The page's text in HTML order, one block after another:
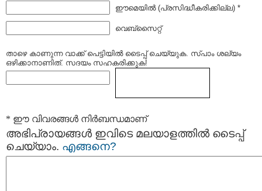
ഈമെയില്‍ (പ്രസിദ്ധീകരിക്കില്ല) *
വെബ്സൈറ്റ്
താഴെ കാണുന്ന വാക്ക് പെട്ടിയില്‍ ടൈപ്പ്‌ ചെയ്യുക. സ്പാം ശല്യം
ഒഴിക്കാനാണിത്. സദയം സഹകരിക്കുക!
* ഈ വിവരങ്ങള്‍ നിര്‍ബന്ധമാണ്
അഭിപ്രായങ്ങള്‍ ഇവിടെ മലയാളത്തില്‍ ടൈപ്പ്
ചെയ്യാം. എങ്ങനെ?